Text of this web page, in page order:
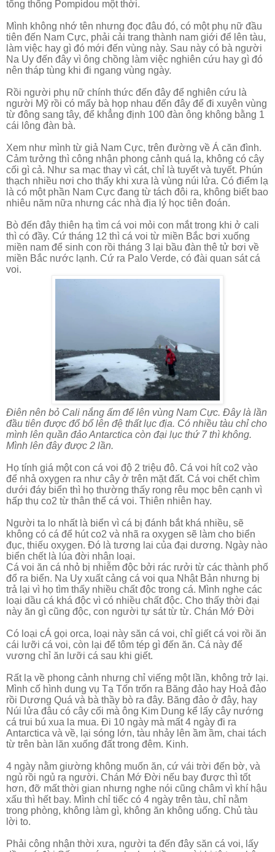
tổng thống Pompidou một thời.
Mình không nhớ tên nhưng đọc đâu đó, có một phụ nữ đầu
tiên đến Nam Cực, phải cải trang thành nam giới để lên tàu,
làm việc hay gì đó mới đến vùng này. Sau này có bà người
Na Uy đến đây vì ông chồng làm việc nghiên cứu hay gì đó
nên tháp tùng khi đi ngang vùng ngày.
Rồi người phụ nữ chính thức đến đây để nghiên cứu là
người Mỹ rồi có mấy bà họp nhau đến đây để đi xuyên vùng
từ đông sang tây, để khẳng định 100 đàn ông không bằng 1
cái lông đàn bà.
Xem như mình từ giả Nam Cực, trên đường về Á căn đình.
Cảm tưởng thì công nhận phong cảnh quá lạ, không có cây
cối gì cả. Như sa mạc thay vì cát, chỉ là tuyết và tuyết. Phún
thạch nhiều nơi cho thấy khi xưa là vùng núi lửa. Có điểm lạ
là có một phần Nam Cực đang từ tách đôi ra, không biết bao
nhiêu năm nữa nhưng các nhà địa lý học tiên đoán.
Bò đến đây thiên hạ tìm cá voi mỏi con mắt trong khi ở cali
thì có đầy. Cứ tháng 12 thì cá voi từ miền Bắc bơi xuống
miền nam để sinh con rồi tháng 3 lại bầu đàn thê tử bơi về
miền Bắc nước lạnh. Cứ ra Palo Verde, có đài quan sát cá
voi.
Điên nên bỏ Cali nắng ấm để lên vùng Nam Cực. Đây là lần
đầu tiên được đổ bổ lên đệ thất lục địa. Có nhiều tàu chỉ cho
mình lên quần đảo Antarctica còn đại lục thứ 7 thì không.
Mình lên đây được 2 lần.
Họ tính giá một con cá voi độ 2 triệu đô. Cá voi hít co2 vào
để nhả oxygen ra như cây ở trên mặt đất. Cá voi chết chìm
dưới đáy biển thì họ thường thấy rong rêu mọc bên cạnh vì
hấp thụ co2 từ thân thể cá voi. Thiên nhiên hay.
Người ta lo nhất là biển vì cá bị đánh bắt khá nhiều, sẽ
không có cá để hút co2 và nhã ra oxygen sẽ làm cho biển
đục, thiếu oxygen. Đó là tương lai của đại dương. Ngày nào
biển chết là lúa đời nhân loại.
Cá voi ăn cá nhỏ bị nhiễm độc bởi rác rưởi từ các thành phố
đổ ra biển. Na Uy xuất cảng cá voi qua Nhật Bản nhưng bị
trả lại vì họ tìm thấy nhiều chất độc trong cá. Mình nghe các
loại dầu cá khá độc vì có nhiều chất độc. Cho thấy thời đại
này ăn gì cũng độc, con người tự sát từ từ. Chán Mớ Đời
Có loại cÁ gọi orca, loại này săn cá voi, chỉ giết cá voi rồi ăn
cái lưỡi cá voi, còn lại để tôm tép gì đến ăn. Cá này đế
vương chỉ ăn lưỡi cá sau khi giết.
Rất lạ về phong cảnh nhưng chỉ viếng một lần, không trở lại.
Mình cố hình dung vụ Tạ Tốn trốn ra Băng đảo hay Hoả đảo
rồi Dương Quá và bà thầy bò ra đây. Băng đảo ở đây, hay
Núi lửa đâu có cây cối mà ông Kim Dung kể lấy cây nướng
cá trui bú xua la mua. Đi 10 ngày mà mất 4 ngày đi ra
Antarctica và về, lại sóng lớn, tàu nhảy lên ầm ầm, chai tách
từ trên bàn lăn xuống đất trong đêm. Kinh.
4 ngày nằm giường không muốn ăn, cứ vái trời đến bờ, và
ngủ rồi ngủ rạ người. Chán Mớ Đời nếu bay được thì tốt
hơn, đỡ mất thời gian nhưng nghe nói cũng châm vì khí hậu
xấu thì hết bay. Mình chỉ tiếc có 4 ngày trên tàu, chỉ nằm
trong phòng, không làm gì, không ăn không uống. Chủ tàu
lời to.
Phải công nhận thời xưa, người ta đến đây săn cá voi, lấy